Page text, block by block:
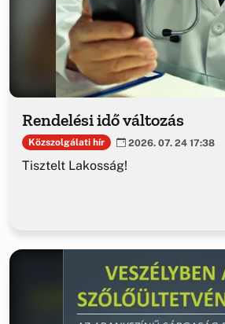
Rendelési idő változás
Közszolgálati hír 2026. 07. 24 17:38
Tisztelt Lakosság!